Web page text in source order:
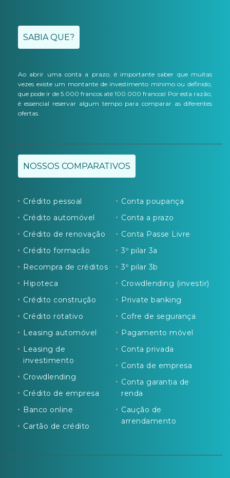
SABIA QUE?
Ao abrir uma conta a prazo, é importante saber que muitas
vezes existe um montante de investimento mínimo ou definido,
que pode ir de 5.000 francos até 100.000 francos! Por esta razão,
é essencial reservar algum tempo para comparar as diferentes
ofertas.
NOSSOS COMPARATIVOS
Crédito pessoal
Crédito automóvel
Crédito de renovação
Crédito formacão
Recompra de créditos
Hipoteca
Crédito construção
Crédito rotativo
Leasing automóvel
Leasing de
investimento
Crowdlending
Crédito de empresa
Banco online
Cartão de crédito
Conta poupança
Conta a prazo
Conta Passe Livre
3º pilar 3a
3º pilar 3b
Crowdlending (investir)
Private banking
Cofre de segurança
Pagamento móvel
Conta privada
Conta de empresa
Conta garantia de
renda
Caução de
arrendamento